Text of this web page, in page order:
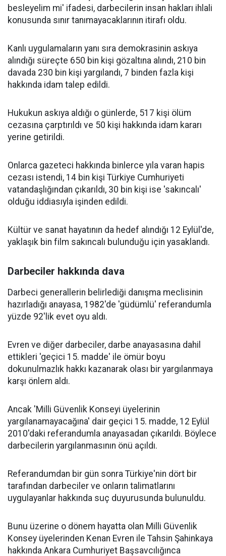
besleyelim mi' ifadesi, darbecilerin insan hakları ihlali
konusunda sınır tanımayacaklarının itirafı oldu.
Kanlı uygulamaların yanı sıra demokrasinin askıya
alındığı süreçte 650 bin kişi gözaltına alındı, 210 bin
davada 230 bin kişi yargılandı, 7 binden fazla kişi
hakkında idam talep edildi.
Hukukun askıya aldığı o günlerde, 517 kişi ölüm
cezasına çarptırıldı ve 50 kişi hakkında idam kararı
yerine getirildi.
Onlarca gazeteci hakkında binlerce yıla varan hapis
cezası istendi, 14 bin kişi Türkiye Cumhuriyeti
vatandaşlığından çıkarıldı, 30 bin kişi ise 'sakıncalı'
olduğu iddiasıyla işinden edildi.
Kültür ve sanat hayatının da hedef alındığı 12 Eylül'de,
yaklaşık bin film sakıncalı bulunduğu için yasaklandı.
Darbeciler hakkında dava
Darbeci generallerin belirlediği danışma meclisinin
hazırladığı anayasa, 1982'de 'güdümlü' referandumla
yüzde 92'lik evet oyu aldı.
Evren ve diğer darbeciler, darbe anayasasına dahil
ettikleri 'geçici 15. madde' ile ömür boyu
dokunulmazlık hakkı kazanarak olası bir yargılanmaya
karşı önlem aldı.
Ancak 'Milli Güvenlik Konseyi üyelerinin
yargılanamayacağına' dair geçici 15. madde, 12 Eylül
2010'daki referandumla anayasadan çıkarıldı. Böylece
darbecilerin yargılanmasının önü açıldı.
Referandumdan bir gün sonra Türkiye'nin dört bir
tarafından darbeciler ve onların talimatlarını
uygulayanlar hakkında suç duyurusunda bulunuldu.
Bunu üzerine o dönem hayatta olan Milli Güvenlik
Konsey üyelerinden Kenan Evren ile Tahsin Şahinkaya
hakkında Ankara Cumhuriyet Başsavcılığınca